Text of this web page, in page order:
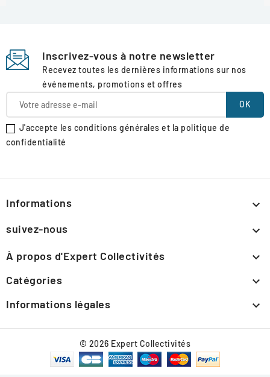
Inscrivez-vous à notre newsletter
Recevez toutes les dernières informations sur nos
événements, promotions et offres
J'accepte les conditions générales et la politique de
confidentialité
Informations 
suivez-nous 
À propos d'Expert Collectivités 
Catégories 
Informations légales 
© 2026 Expert Collectivités